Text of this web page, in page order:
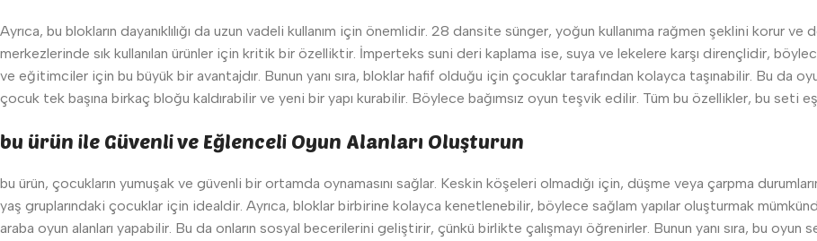
Ayrıca, bu blokların dayanıklılığı da uzun vadeli kullanım için önemlidir. 28 dansite sünger, yoğun kullanıma rağmen şeklini korur
merkezlerinde sık kullanılan ürünler için kritik bir özelliktir. İmperteks suni deri kaplama ise, suya ve lekelere karşı dirençlidir,
ve eğitimciler için bu büyük bir avantajdır. Bunun yanı sıra, bloklar hafif olduğu için çocuklar tarafından kolayca taşınabilir. Bu da
çocuk tek başına birkaç bloğu kaldırabilir ve yeni bir yapı kurabilir. Böylece bağımsız oyun teşvik edilir. Tüm bu özellikler, bu seti
bu ürün ile Güvenli ve Eğlenceli Oyun Alanları Oluşturun
bu ürün, çocukların yumuşak ve güvenli bir ortamda oynamasını sağlar. Keskin köşeleri olmadığı için, düşme veya çarpma
yaş gruplarındaki çocuklar için idealdir. Ayrıca, bloklar birbirine kolayca kenetlenebilir, böylece sağlam yapılar oluşturmak
araba oyun alanları yapabilir. Bu da onların sosyal becerilerini geliştirir, çünkü birlikte çalışmayı öğrenirler. Bunun yanı sıra, bu